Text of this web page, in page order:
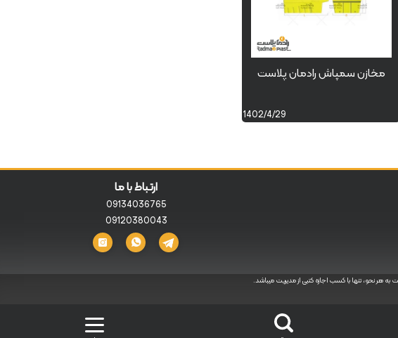
مخازن سمپاش رادمان پلاست
1402/4/29
ارتباط با ما
09134036765
09120380043
هر نحو، تنها با کسب اجازه کتبی از مدیریت میباشد.